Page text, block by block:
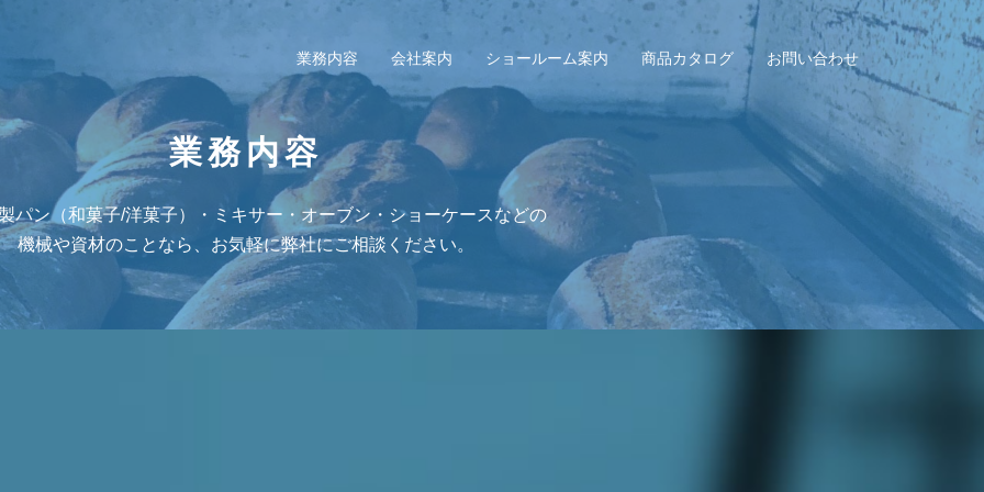
業務内容 会社案内 ショールーム案内 商品カタログ お問い合わせ
業務内容
パン（和菓子/洋菓子）・ミキサー・オーブン・ショーケースなどの
機械や資材のことなら、お気軽に弊社にご相談ください。